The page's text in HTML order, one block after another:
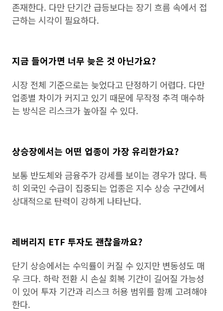
존재한다. 다만 단기간 급등보다는 장기 흐름 속에서 접
근하는 시각이 필요하다.
지금 들어가면 너무 늦은 것 아닌가요?
시장 전체 기준으로는 늦었다고 단정하기 어렵다. 다만
업종별 차이가 커지고 있기 때문에 무작정 추격 매수하
는 방식은 리스크가 높아질 수 있다.
상승장에서는 어떤 업종이 가장 유리한가요?
보통 반도체와 금융주가 강세를 보이는 경우가 많다. 특
히 외국인 수급이 집중되는 업종은 지수 상승 구간에서
상대적으로 탄력이 강하게 나타난다.
레버리지 ETF 투자도 괜찮을까요?
단기 상승에서는 수익률이 커질 수 있지만 변동성도 매
우 크다. 하락 전환 시 손실 회복 기간이 길어질 가능성
이 있어 투자 기간과 리스크 허용 범위를 함께 고려해야
한다.